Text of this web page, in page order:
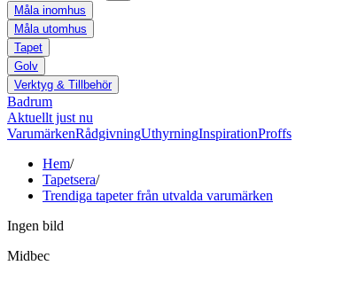
Måla inomhus
Måla utomhus
Tapet
Golv
Verktyg & Tillbehör
Badrum
Aktuellt just nu
VarumärkenRådgivningUthyrningInspirationProffs
Hem/
Tapetsera/
Trendiga tapeter från utvalda varumärken
Ingen bild
Midbec